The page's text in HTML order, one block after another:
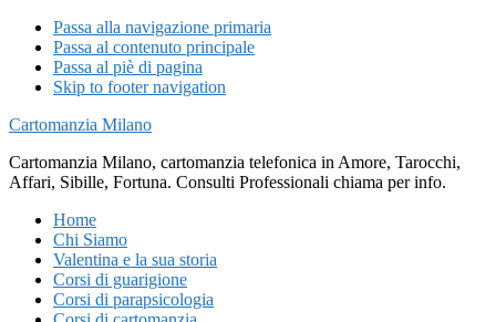
Passa alla navigazione primaria
Passa al contenuto principale
Passa al piè di pagina
Skip to footer navigation
Cartomanzia Milano
Cartomanzia Milano, cartomanzia telefonica in Amore, Tarocchi,
Affari, Sibille, Fortuna. Consulti Professionali chiama per info.
Home
Chi Siamo
Valentina e la sua storia
Corsi di guarigione
Corsi di parapsicologia